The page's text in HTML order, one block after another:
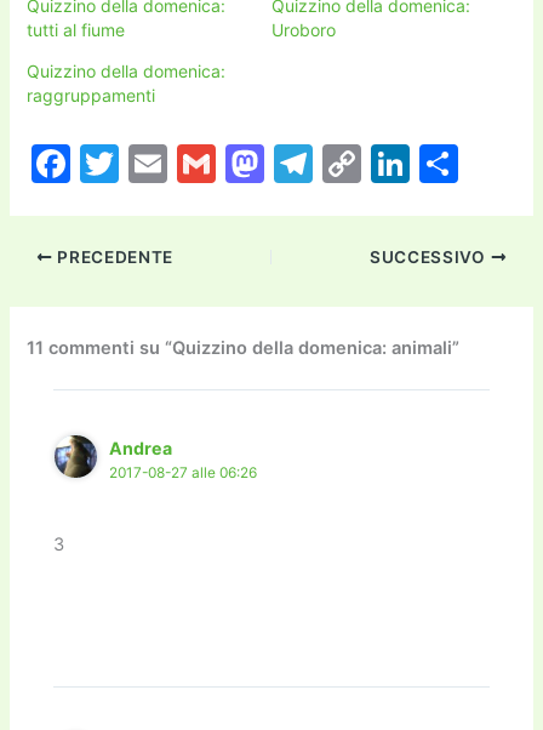
Quizzino della domenica:
tutti al fiume
Quizzino della domenica:
Uroboro
Quizzino della domenica:
raggruppamenti
F
c
b
o
o
k
T
itt
E
ai
G
M
d
o
n
T
a
m
C
p
y
Li
n
k
Li
k
dI
n
n
vi
PRECEDENTE SUCCESSIVO
11 commenti su “Quizzino della domenica: animali”
Andrea
2017-08-27 alle 06:26
3